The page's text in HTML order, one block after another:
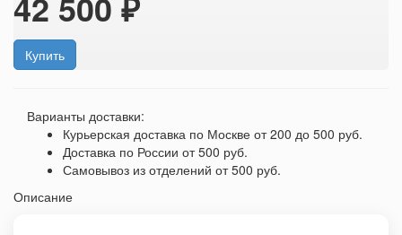
Купить
Варианты доставки:
Курьерская доставка по Москве от 200 до 500 руб.
Доставка по России от 500 руб.
Самовывоз из отделений от 500 руб.
Описание